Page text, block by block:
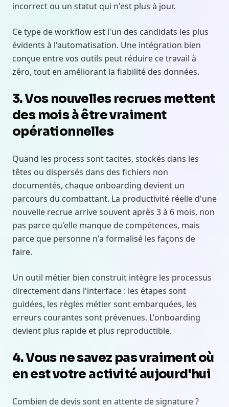
incorrect ou un statut qui n'est plus à jour.
Ce type de workflow est l'un des candidats les plus
évidents à l'automatisation. Une intégration bien
conçue entre vos outils peut réduire ce travail à
zéro, tout en améliorant la fiabilité des données.
3. Vos nouvelles recrues mettent
des mois à être vraiment
opérationnelles
Quand les process sont tacites, stockés dans les
têtes ou dispersés dans des fichiers non
documentés, chaque onboarding devient un
parcours du combattant. La productivité réelle d'une
nouvelle recrue arrive souvent après 3 à 6 mois, non
pas parce qu'elle manque de compétences, mais
parce que personne n'a formalisé les façons de
faire.
Un outil métier bien construit intègre les processus
directement dans l'interface : les étapes sont
guidées, les règles métier sont embarquées, les
erreurs courantes sont prévenues. L'onboarding
devient plus rapide et plus reproductible.
4. Vous ne savez pas vraiment où
en est votre activité aujourd'hui
Combien de devis sont en attente de signature ?